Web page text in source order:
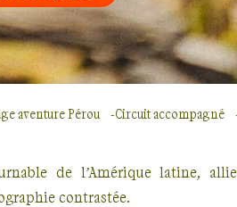
aventure Pérou Circuit accompagné
de l’Amérique latine, allie
contrastée.